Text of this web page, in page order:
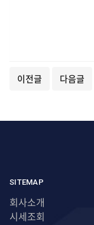
이전글 다음글
SITEMAP
회사소개
시세조회